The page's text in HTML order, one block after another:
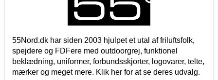
55Nord.dk har siden 2003 hjulpet et utal af friluftsfolk,
spejdere og FDFere med outdoorgrej, funktionel
beklædning, uniformer, forbundsskjorter, logovarer, telte,
mærker og meget mere. Klik her for at se deres udvalg.